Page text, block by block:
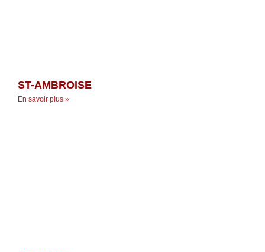
ST-AMBROISE
En savoir plus »